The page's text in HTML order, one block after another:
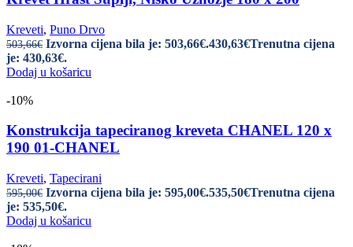
Kreveti, Puno Drvo
503,66€ Izvorna cijena bila je: 503,66€.430,63€Trenutna cijena
je: 430,63€.
Dodaj u košaricu
-10%
Konstrukcija tapeciranog kreveta CHANEL 120 x
190 01-CHANEL
Kreveti, Tapecirani
595,00€ Izvorna cijena bila je: 595,00€.535,50€Trenutna cijena
je: 535,50€.
Dodaj u košaricu